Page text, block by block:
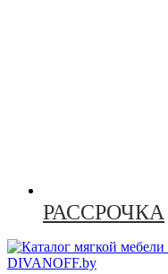
РАССРОЧКА